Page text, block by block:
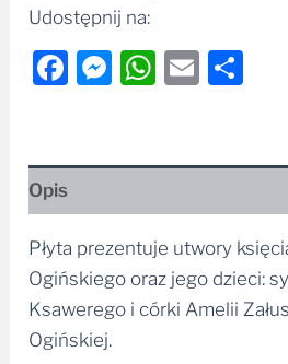
Udostępnij na:
Facebook
Messenger
Email
Opis
Płyta prezentuje utwory
Ogińskiego oraz jego dzieci:
Ksawerego i córki Amelii
Ogińskiej.